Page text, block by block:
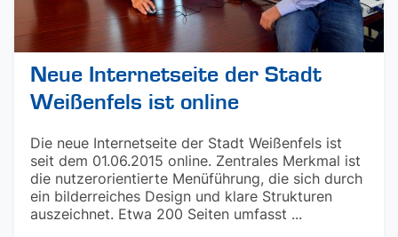
Neue Internetseite der Stadt
Weißenfels ist online
Die neue Internetseite der Stadt Weißenfels ist
seit dem 01.06.2015 online. Zentrales Merkmal ist
die nutzerorientierte Menüführung, die sich durch
ein bilderreiches Design und klare Strukturen
auszeichnet. Etwa 200 Seiten umfasst ...